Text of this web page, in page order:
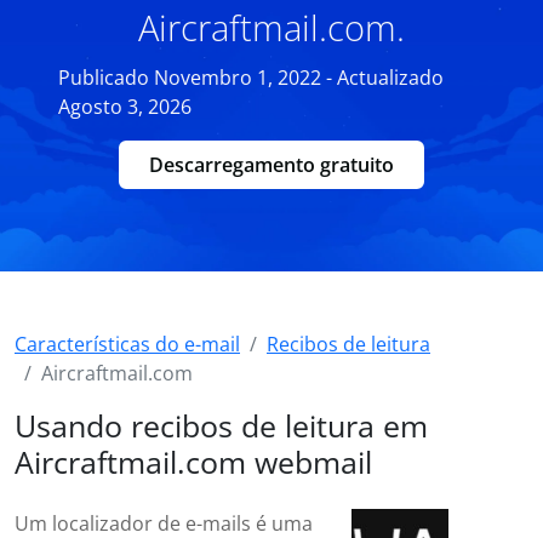
Aircraftmail.com.
Publicado Novembro 1, 2022 - Actualizado
Agosto 3, 2026
Descarregamento gratuito
Características do e-mail
Recibos de leitura
Aircraftmail.com
Usando recibos de leitura em
Aircraftmail.com webmail
Um localizador de e-mails é uma